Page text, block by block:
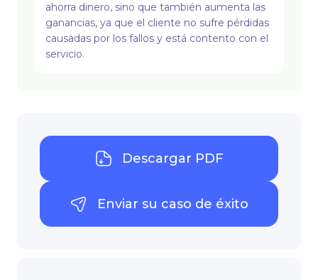
ahorra dinero, sino que también aumenta las
ganancias, ya que el cliente no sufre pérdidas
causadas por los fallos y está contento con el
servicio.
Descargar PDF
Enviar su caso de éxito